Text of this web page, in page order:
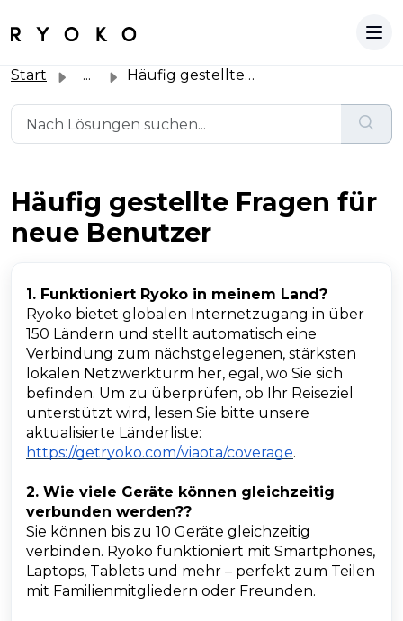
Start ... Häufig gestellte Fragen für neue Benutzer
Häufig gestellte Fragen für
neue Benutzer
1. Funktioniert Ryoko in meinem Land?
Ryoko bietet globalen Internetzugang in über
150 Ländern und stellt automatisch eine
Verbindung zum nächstgelegenen, stärksten
lokalen Netzwerkturm her, egal, wo Sie sich
befinden. Um zu überprüfen, ob Ihr Reiseziel
unterstützt wird, lesen Sie bitte unsere
aktualisierte Länderliste:
https://getryoko.com/viaota/coverage.
2. Wie viele Geräte können gleichzeitig
verbunden werden??
Sie können bis zu 10 Geräte gleichzeitig
verbinden. Ryoko funktioniert mit Smartphones,
Laptops, Tablets und mehr – perfekt zum Teilen
mit Familienmitgliedern oder Freunden.